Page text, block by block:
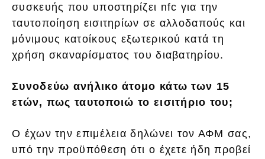
συσκευής που υποστηρίζει nfc για την
ταυτοποίηση εισιτηρίων σε αλλοδαπούς και
μόνιμους κατοίκους εξωτερικού κατά τη
χρήση σκαναρίσματος του διαβατηρίου.
Συνοδεύω ανήλικο άτομο κάτω των 15
ετών, πως ταυτοποιώ το εισιτήριο του;
Ο έχων την επιμέλεια δηλώνει τον ΑΦΜ σας,
υπό την προϋπόθεση ότι ο έχετε ήδη προβεί